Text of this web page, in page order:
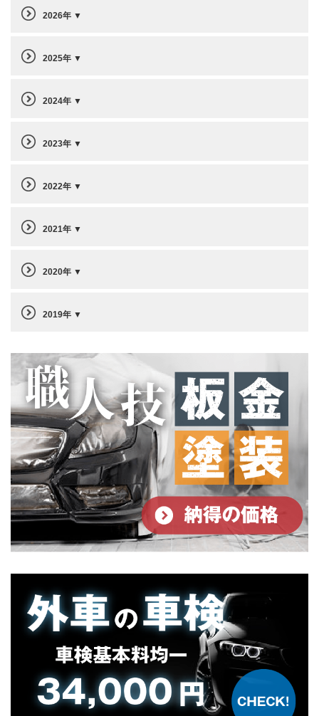
2026年
2025年
2024年
2023年
2022年
2021年
2020年
2019年